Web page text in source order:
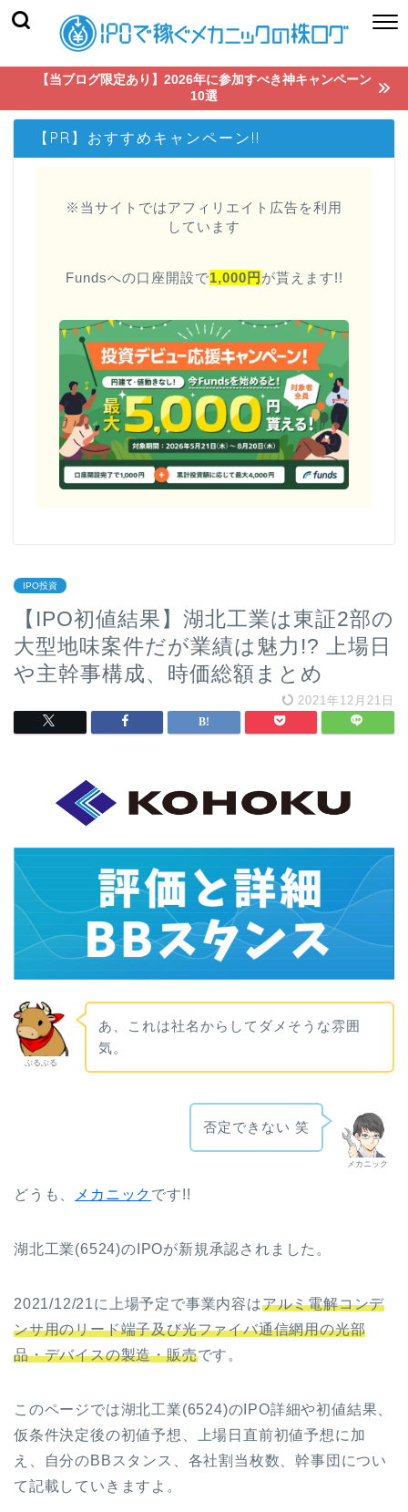
【当ブログ限定あり】2026年に参加すべき神キャンペーン
10選
【PR】おすすめキャンペーン!!
※当サイトではアフィリエイト広告を利用
しています
Fundsへの口座開設で1,000円 が貰えます!!
IPO投資
【IPO初値結果】湖北工業は東証2部の
大型地味案件だが業績は魅力!? 上場日
や主幹事構成、時価総額まとめ
2021年12月21日
ぶるぶる
あ、これは社名からしてダメそうな雰囲
気。
メカニック
否定できない 笑
どうも、 メカニック です!!
湖北工業(6524)のIPOが新規承認されました。
2021/12/21に上場予定で事業内容はアルミ電解コンデ
ンサ用のリード端子及び光ファイバ通信網用の光部
品・デバイスの製造・販売です。
このページでは湖北工業(6524)のIPO詳細や初値結果、
仮条件決定後の初値予想、上場日直前初値予想に加
え、自分のBBスタンス、各社割当枚数、幹事団につい
て記載していきますよ。